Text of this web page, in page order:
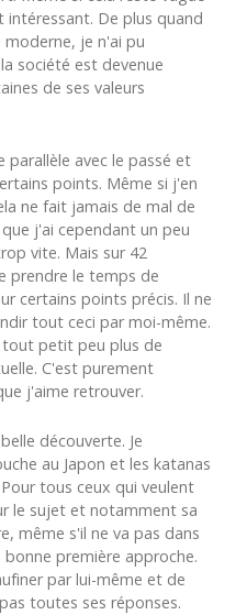
De plus quand
je n'ai pu
société est devenue
de ses valeurs
parallèle avec le passé et
points. Même si j'en
ne fait jamais de mal de
j'ai cependant un peu
vite. Mais sur 42
prendre le temps de
certains points précis. Il ne
tout ceci par moi-même.
tout petit peu plus de
C'est purement
j'aime retrouver.
découverte. Je
au Japon et les katanas
tous ceux qui veulent
le sujet et notamment sa
même s'il ne va pas dans
première approche.
par lui-même et de
toutes ses réponses.